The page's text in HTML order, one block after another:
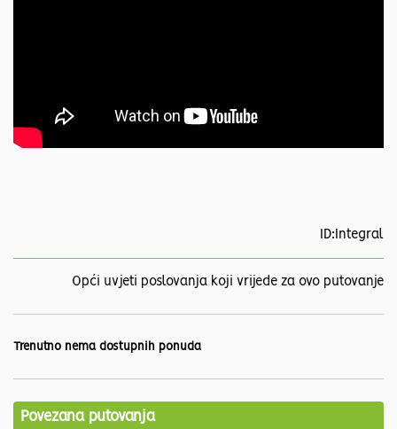
ID:Integral
Opći uvjeti poslovanja koji vrijede za ovo putovanje
Trenutno nema dostupnih ponuda
Povezana putovanja